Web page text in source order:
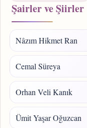
Şairler ve Şiirler
Nâzım Hikmet Ran
Cemal Süreya
Orhan Veli Kanık
Ümit Yaşar Oğuzcan